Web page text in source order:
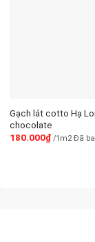
Gạch lát cotto Hạ
chocolate
180.000₫/1m2 Đã